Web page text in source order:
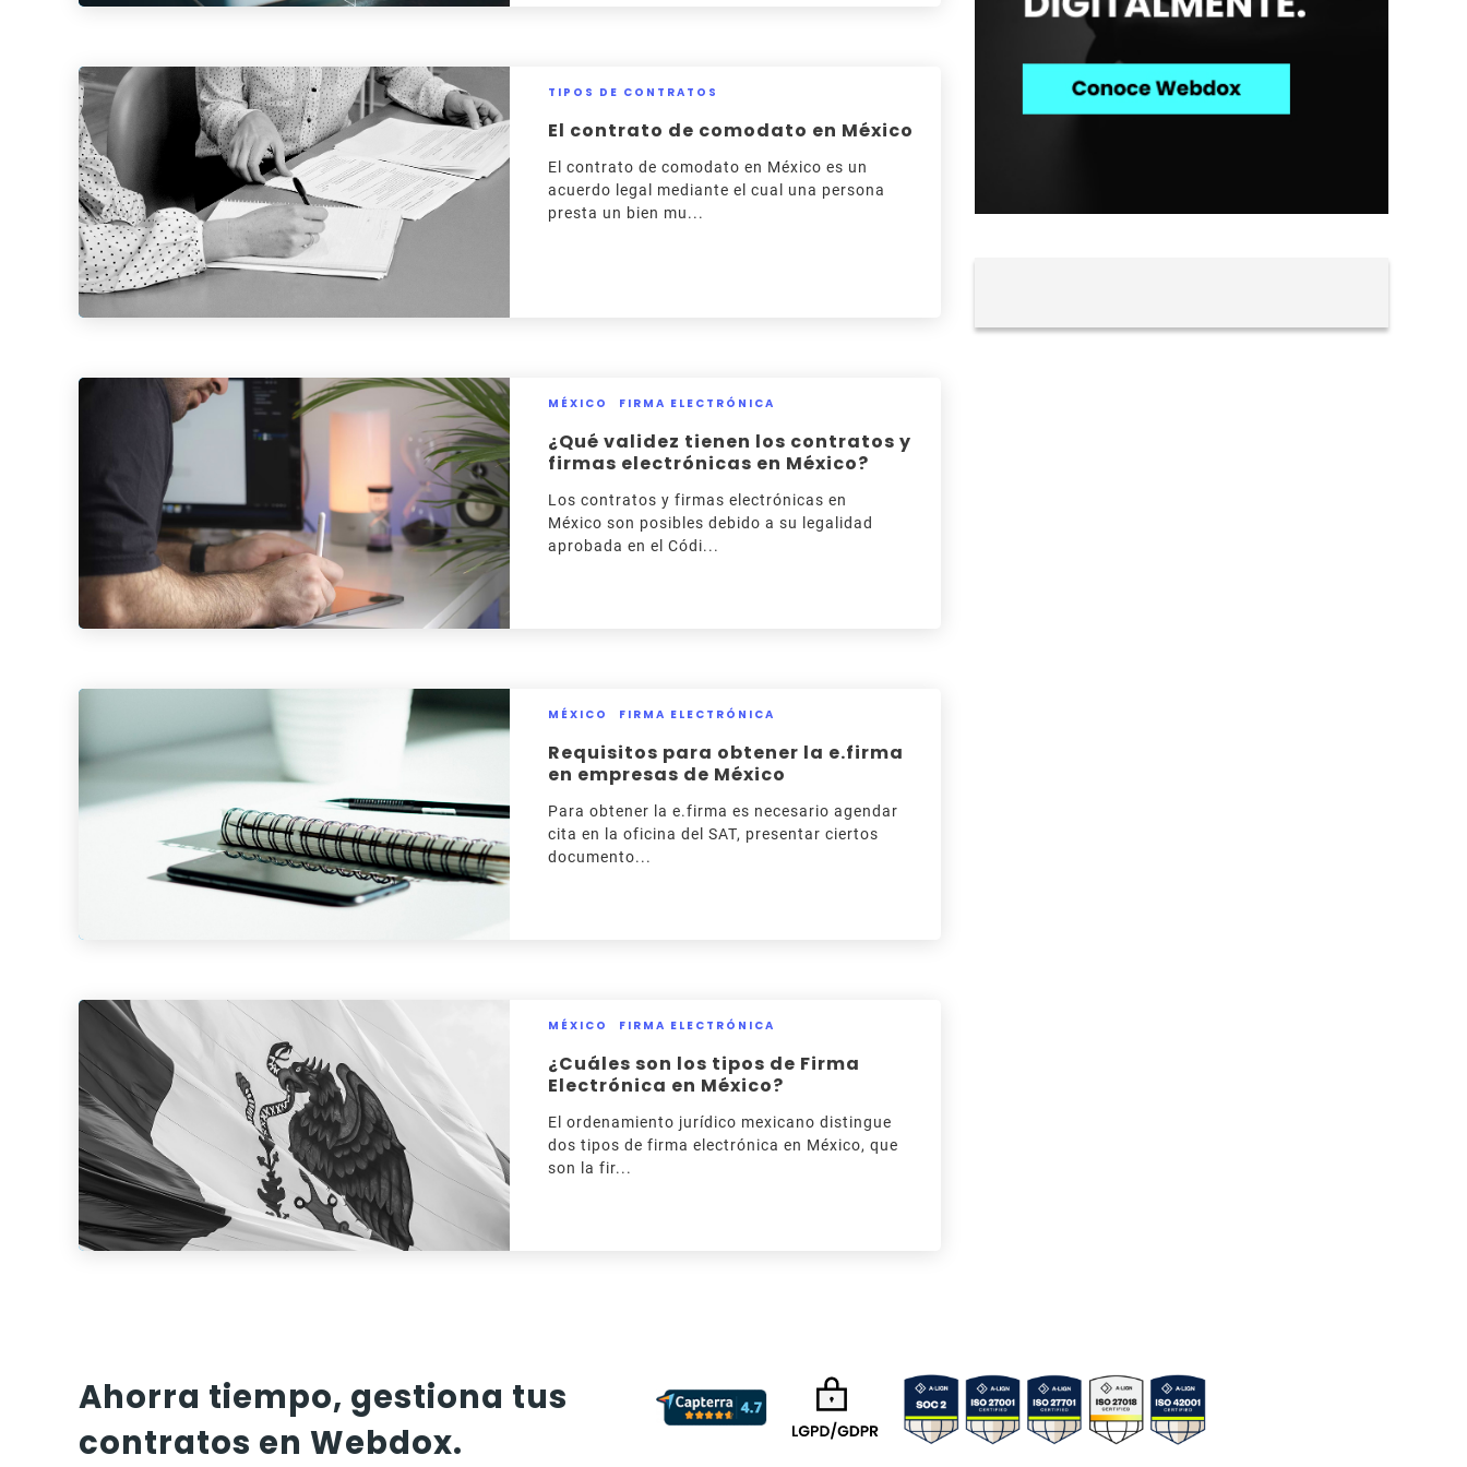
TIPOS DE CONTRATOS
El contrato de comodato en México
El contrato de comodato en México es un
acuerdo legal mediante el cual una persona
presta un bien mu...
MÉXICO FIRMA ELECTRÓNICA
¿Qué validez tienen los contratos y
firmas electrónicas en México?
Los contratos y firmas electrónicas en
México son posibles debido a su legalidad
aprobada en el Códi...
MÉXICO FIRMA ELECTRÓNICA
Requisitos para obtener la e.firma
en empresas de México
Para obtener la e.firma es necesario agendar
cita en la oficina del SAT, presentar ciertos
documento...
MÉXICO FIRMA ELECTRÓNICA
¿Cuáles son los tipos de Firma
Electrónica en México?
El ordenamiento jurídico mexicano distingue
dos tipos de firma electrónica en México, que
son la fir...
Ahorra tiempo, gestiona tus
contratos en Webdox.